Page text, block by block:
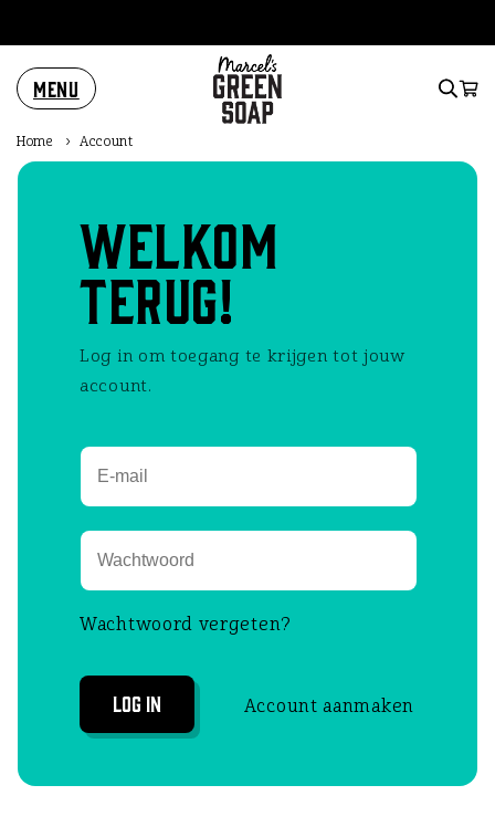
content
Menu
Home › Account
Welkom
terug!
Log in om toegang te krijgen tot jouw
account.
Wachtwoord vergeten?
Log in Account aanmaken